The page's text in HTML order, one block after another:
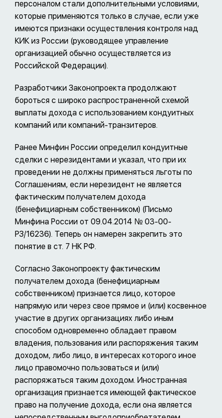
персоналом стали дополнительными условиями,
которые применяются только в случае, если уже
имеются признаки осуществления контроля над
КИК из России (руководящее управление
организацией обычно осуществляется из
Российской Федерации).
Разработчики Законопроекта продолжают
бороться с широко распространенной схемой
выплаты дохода с использованием кондуитных
компаний или компаний-транзитеров.
Ранее Минфин России определил кондуитные
сделки с нерезидентами и указал, что при их
проведении не должны применяться льготы по
Соглашениям, если нерезидент не является
фактическим получателем дохода
(бенефициарным собственником) (Письмо
Минфина России от 09.04.2014 № 03-00-
РЗ/16236). Теперь он намерен закрепить это
понятие в ст. 7 НК РФ.
Согласно Законопроекту фактическим
получателем дохода (бенефициарным
собственником) признается лицо, которое
напрямую или через свое прямое и (или) косвенное
участие в других организациях либо иным
способом одновременно обладает правом
владения, пользования или распоряжения таким
доходом, либо лицо, в интересах которого иное
лицо правомочно пользоваться и (или)
распоряжаться таким доходом. Иностранная
организация признается имеющей фактическое
право на получение дохода, если она является